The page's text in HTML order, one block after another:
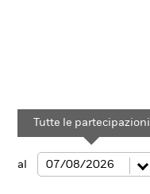
Tutte le partecipazioni
al